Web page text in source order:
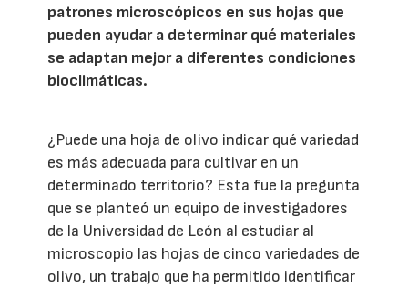
patrones microscópicos en sus hojas que
pueden ayudar a determinar qué materiales
se adaptan mejor a diferentes condiciones
bioclimáticas.
¿Puede una hoja de olivo indicar qué variedad
es más adecuada para cultivar en un
determinado territorio? Esta fue la pregunta
que se planteó un equipo de investigadores
de la Universidad de León al estudiar al
microscopio las hojas de cinco variedades de
olivo, un trabajo que ha permitido identificar